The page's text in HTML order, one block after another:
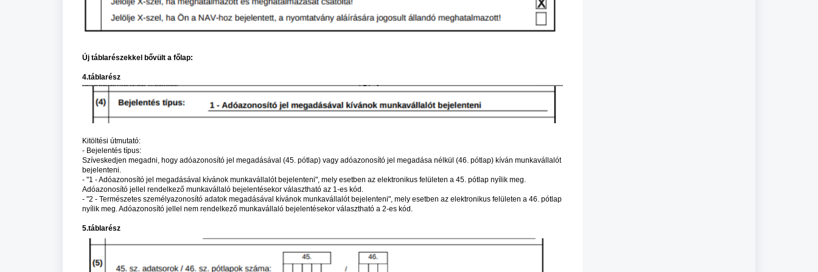
Új táblarészekkel bővült a főlap:
4.táblarész
Kitöltési útmutató:
- Bejelentés típus:
Szíveskedjen megadni, hogy adóazonosító jel megadásával (45. pótlap) vagy adóazonosító jel megadása nélkül (46. pótlap) kíván munkavállalót
bejelenteni.
- "1 - Adóazonosító jel megadásával kívánok munkavállalót bejelenteni", mely esetben az elektronikus felületen a 45. pótlap nyílik meg.
Adóazonosító jellel rendelkező munkavállaló bejelentésekor választható az 1-es kód.
- "2 - Természetes személyazonosító adatok megadásával kívánok munkavállalót bejelenteni", mely esetben az elektronikus felületen a 46. pótlap
nyílik meg. Adóazonosító jellel nem rendelkező munkavállaló bejelentésekor választható a 2-es kód.
5.táblarész